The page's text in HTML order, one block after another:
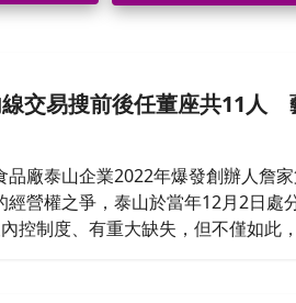
11人遭約談 詹
交易搜前後任董座共11人
品廠泰山企業2022年爆發創辦人詹
營權之爭，泰山於當年12月2日處
控制度、有重大缺失，但不僅如此